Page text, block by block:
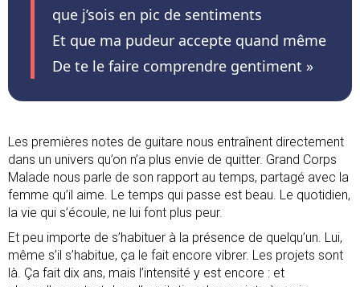
que j’sois en pic de sentiments
Et que ma pudeur accepte quand même
De te le faire comprendre gentiment »
Les premières notes de guitare nous entraînent directement
dans un univers qu’on n’a plus envie de quitter. Grand Corps
Malade nous parle de son rapport au temps, partagé avec la
femme qu’il aime. Le temps qui passe est beau. Le quotidien,
la vie qui s’écoule, ne lui font plus peur.
Et peu importe de s’habituer à la présence de quelqu’un. Lui,
même s’il s’habitue, ça le fait encore vibrer. Les projets sont
là. Ça fait dix ans, mais l’intensité y est encore : et